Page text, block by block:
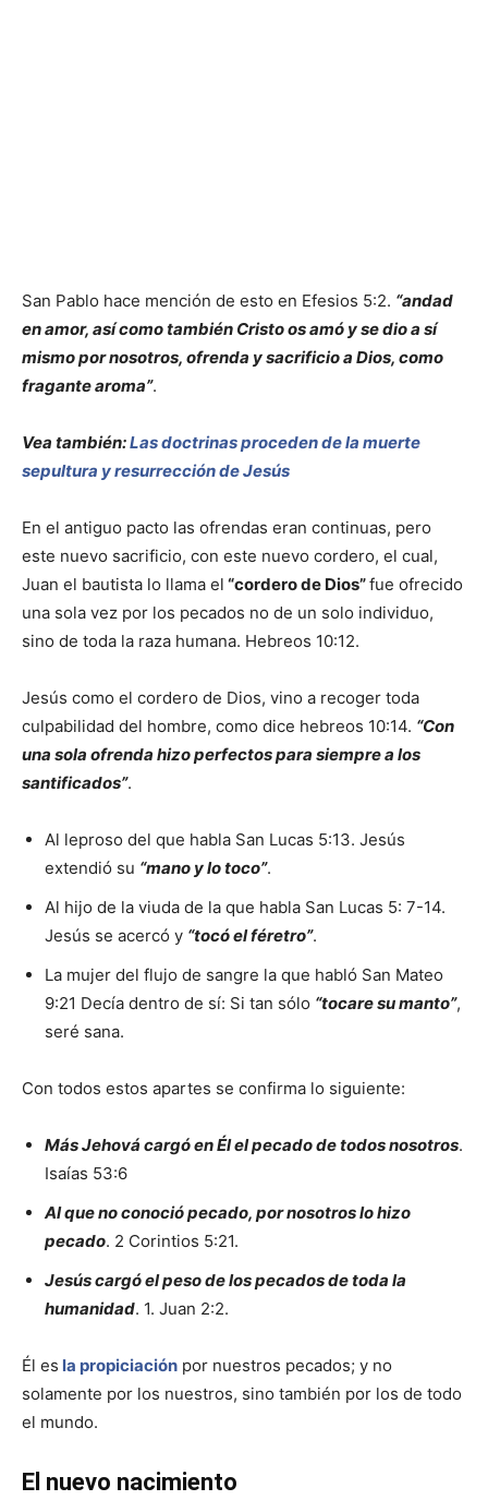
San Pablo hace mención de esto en Efesios 5:2. “andad
en amor, así como también Cristo os amó y se dio a sí
mismo por nosotros, ofrenda y sacrificio a Dios, como
fragante aroma”.
Vea también:Las doctrinas proceden de la muerte
sepultura y resurrección de Jesús
En el antiguo pacto las ofrendas eran continuas, pero
este nuevo sacrificio, con este nuevo cordero, el cual,
Juan el bautista lo llama el “cordero de Dios”fue ofrecido
una sola vez por los pecados no de un solo individuo,
sino de toda la raza humana. Hebreos 10:12.
Jesús como el cordero de Dios, vino a recoger toda
culpabilidad del hombre, como dice hebreos 10:14. “Con
una sola ofrenda hizo perfectos para siempre a los
santificados”.
Al leproso del que habla San Lucas 5:13. Jesús
extendió su “mano y lo toco”.
Al hijo de la viuda de la que habla San Lucas 5: 7-14.
Jesús se acercó y “tocó el féretro”.
La mujer del flujo de sangre la que habló San Mateo
9:21 Decía dentro de sí: Si tan sólo “tocare su manto”,
seré sana.
Con todos estos apartes se confirma lo siguiente:
Más Jehová cargó en Él el pecado de todos nosotros.
Isaías 53:6
Al que no conoció pecado, por nosotros lo hizo
pecado. 2 Corintios 5:21.
Jesús cargó el peso de los pecados de toda la
humanidad. 1. Juan 2:2.
Él es la propiciación por nuestros pecados; y no
solamente por los nuestros, sino también por los de todo
el mundo.
El nuevo nacimiento